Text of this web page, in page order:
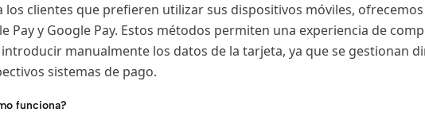
los clientes que prefieren utilizar sus dispositivos móviles,
Pay y Google Pay. Estos métodos permiten una experiencia de
manualmente los datos de la tarjeta, ya que se gestionan
sistemas de pago.
funciona?